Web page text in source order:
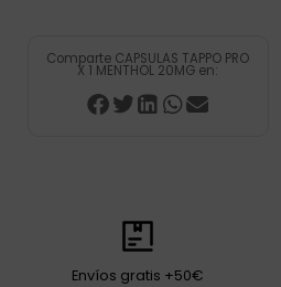
Comparte CAPSULAS TAPPO PRO
X 1 MENTHOL 20MG en:
Envíos gratis +50€